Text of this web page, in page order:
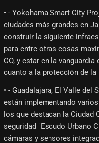
• - Yokohama Smart City
ciudades más grandes en
construir la siguiente
para entre otras cosas
CO, y estar en la
cuanto a la protección de la
• - Guadalajara, El Valle
están implementando
los que destacan la Ciudad
seguridad "Escudo Urbano
cámaras y sensores